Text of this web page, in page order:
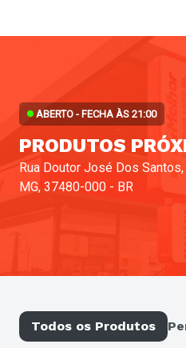
ABERTO - FECHA ÀS 21:00
PRODUTOS
Rua Doutor José Dos
MG, 37480-000 - BR
Todos os Produtos